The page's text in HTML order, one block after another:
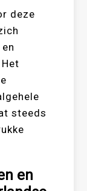
deze
steeds
en